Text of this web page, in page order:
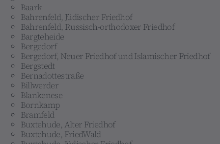
Baark
Bahrenfeld, Jüdischer Friedhof
Bahrenfeld, Russisch-orthodoxer Friedhof
Bargteheide
Bergedorf
Bergedorf, Neuer Friedhof und Islamischer Friedhof
Bergstedt
Bernadottestraße
Billwerder
Blankenese
Bornkamp
Bramfeld
Buxtehude, Alter Friedhof
Buxtehude, FriedWald